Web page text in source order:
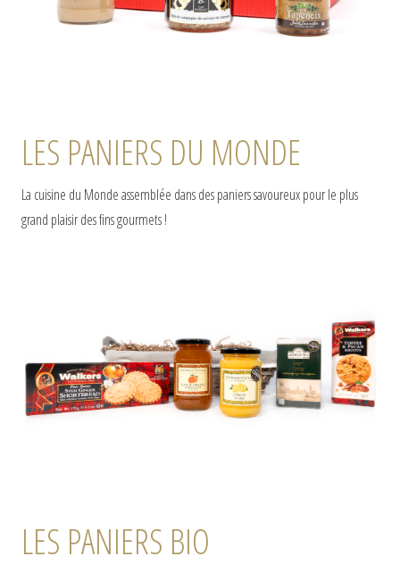
LES PANIERS DU MONDE
La cuisine du Monde assemblée dans des paniers savoureux pour le plus
grand plaisir des fins gourmets !
LES PANIERS BIO